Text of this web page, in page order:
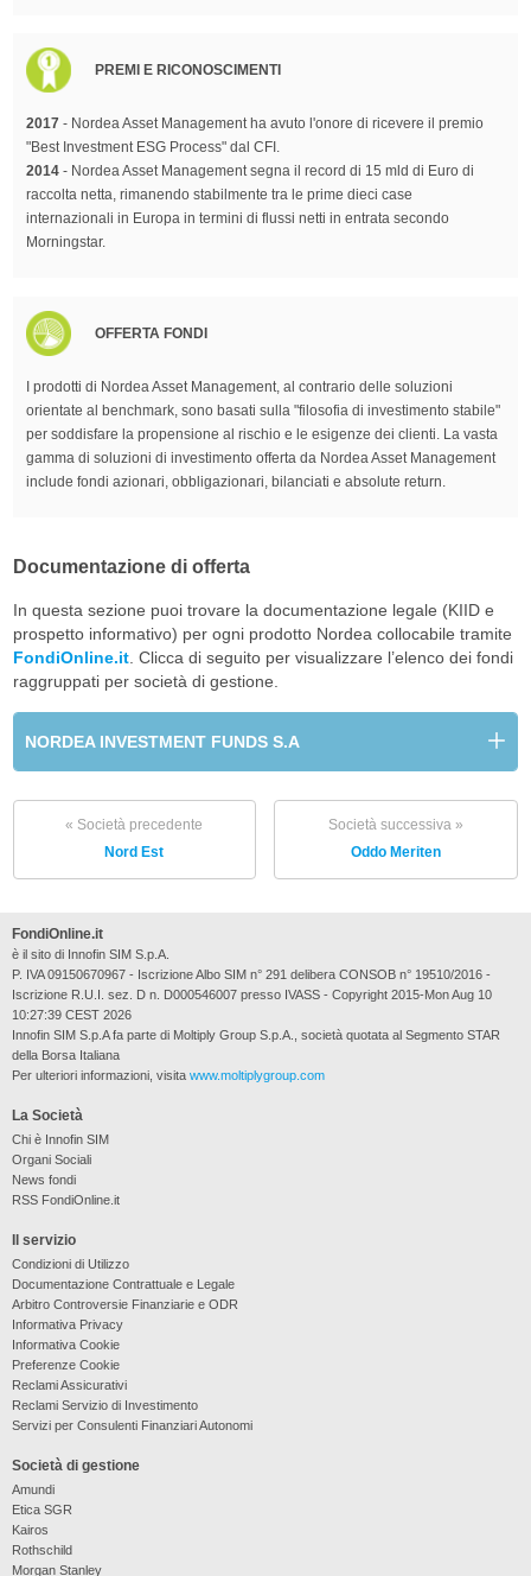
PREMI E RICONOSCIMENTI
2017 - Nordea Asset Management ha avuto l'onore di ricevere il premio
"Best Investment ESG Process" dal CFI.
2014 - Nordea Asset Management segna il record di 15 mld di Euro di
raccolta netta, rimanendo stabilmente tra le prime dieci case
internazionali in Europa in termini di flussi netti in entrata secondo
Morningstar.
OFFERTA FONDI
I prodotti di Nordea Asset Management, al contrario delle soluzioni
orientate al benchmark, sono basati sulla "filosofia di investimento stabile"
per soddisfare la propensione al rischio e le esigenze dei clienti. La vasta
gamma di soluzioni di investimento offerta da Nordea Asset Management
include fondi azionari, obbligazionari, bilanciati e absolute return.
Documentazione di offerta
In questa sezione puoi trovare la documentazione legale (KIID e
prospetto informativo) per ogni prodotto Nordea collocabile tramite
FondiOnline.it. Clicca di seguito per visualizzare l’elenco dei fondi
raggruppati per società di gestione.
NORDEA INVESTMENT FUNDS S.A
« Società precedente
Nord Est
Società successiva »
Oddo Meriten
La Società
Chi è Innofin SIM
Organi Sociali
News fondi
RSS FondiOnline.it
Il servizio
Condizioni di Utilizzo
Documentazione Contrattuale e Legale
Arbitro Controversie Finanziarie e ODR
Informativa Privacy
Informativa Cookie
Preferenze Cookie
Reclami Assicurativi
Reclami Servizio di Investimento
Servizi per Consulenti Finanziari Autonomi
Società di gestione
Amundi
Etica SGR
Kairos
Rothschild
Morgan Stanley
FondiOnline.it
è il sito di Innofin SIM S.p.A.
P. IVA 09150670967 - Iscrizione Albo SIM n° 291 delibera CONSOB n° 19510/2016 -
Iscrizione R.U.I. sez. D n. D000546007 presso IVASS - Copyright 2015-Mon Aug 10
10:27:39 CEST 2026
Innofin SIM S.p.A fa parte di Moltiply Group S.p.A., società quotata al Segmento STAR
della Borsa Italiana
Per ulteriori informazioni, visita www.moltiplygroup.com